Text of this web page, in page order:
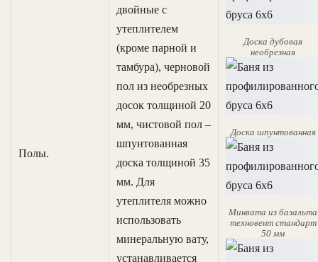
Полы.
двойные с
утеплителем
(кроме парной и
тамбура), черновой
пол из необрезных
досок толщиной 20
мм, чистовой пол –
шпунтованная
доска толщиной 35
мм. Для
утеплителя можно
использовать
минеральную вату,
устанавливается
Доска дубовая
необрезная
Доска шпунтованная
Минвата из базальта
техновент стандарт
50 мм